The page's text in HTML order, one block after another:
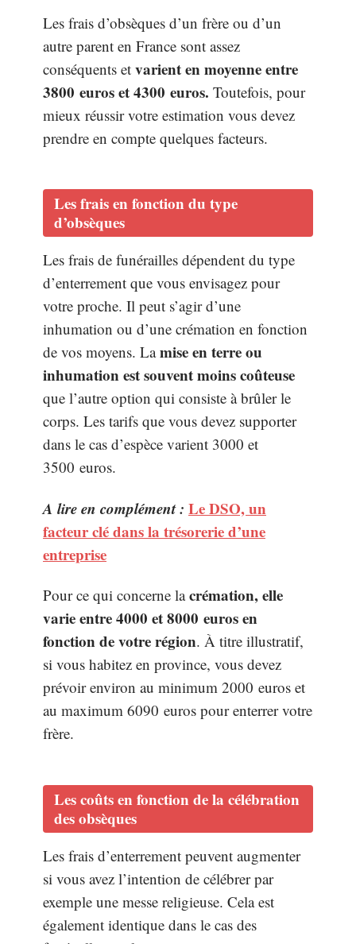
Les frais d’obsèques d’un frère ou d’un
autre parent en France sont assez
conséquents et varient en moyenne entre
3800 euros et 4300 euros. Toutefois, pour
mieux réussir votre estimation vous devez
prendre en compte quelques facteurs.
Les frais en fonction du type
d’obsèques
Les frais de funérailles dépendent du type
d’enterrement que vous envisagez pour
votre proche. Il peut s’agir d’une
inhumation ou d’une crémation en fonction
de vos moyens. Lamise en terre ou
inhumation est souvent moins coûteuse
que l’autre option qui consiste à brûler le
corps. Les tarifs que vous devez supporter
dans le cas d’espèce varient 3000 et
3500 euros.
A lire en complément : Le DSO, un
facteur clé dans la trésorerie d’une
entreprise
Pour ce qui concerne lacrémation, elle
varie entre 4000 et 8000 euros en
fonction de votre région. À titre illustratif,
si vous habitez en province, vous devez
prévoir environ au minimum 2000 euros et
au maximum 6090 euros pour enterrer votre
frère.
Les coûts en fonction de la célébration
des obsèques
Les frais d’enterrement peuvent augmenter
si vous avez l’intention de célébrer par
exemple une messe religieuse. Cela est
également identique dans le cas des